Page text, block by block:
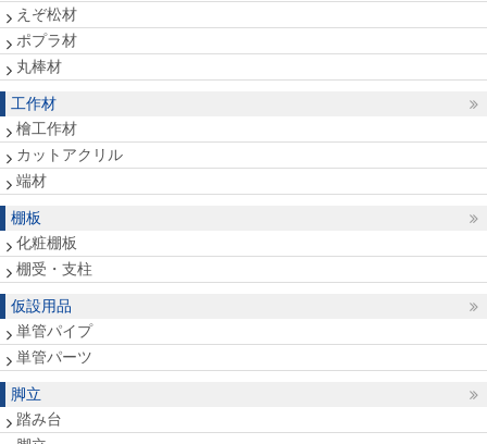
えぞ松材
ポプラ材
丸棒材
工作材
檜工作材
カットアクリル
端材
棚板
化粧棚板
棚受・支柱
仮設用品
単管パイプ
単管パーツ
脚立
踏み台